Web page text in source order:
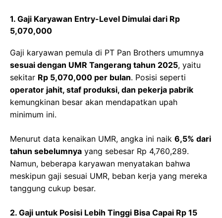
1. Gaji Karyawan Entry-Level Dimulai dari Rp
5,070,000
Gaji karyawan pemula di PT Pan Brothers umumnya
sesuai dengan UMR Tangerang tahun 2025, yaitu
sekitar Rp 5,070,000 per bulan. Posisi seperti
operator jahit, staf produksi, dan pekerja pabrik
kemungkinan besar akan mendapatkan upah
minimum ini.
Menurut data kenaikan UMR, angka ini naik 6,5% dari
tahun sebelumnya yang sebesar Rp 4,760,289.
Namun, beberapa karyawan menyatakan bahwa
meskipun gaji sesuai UMR, beban kerja yang mereka
tanggung cukup besar.
2. Gaji untuk Posisi Lebih Tinggi Bisa Capai Rp 15